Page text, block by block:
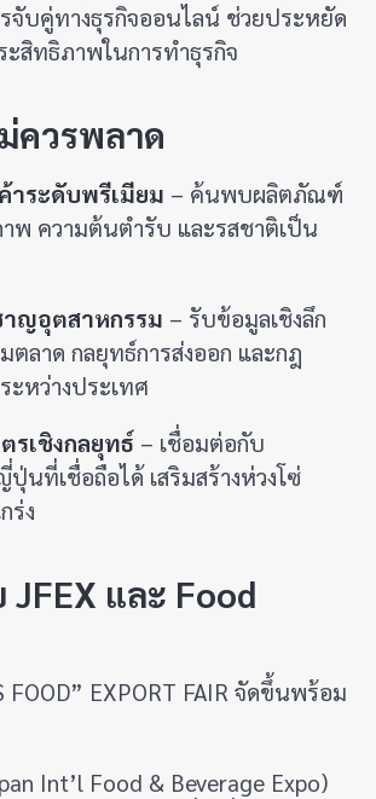
จับคู่ทางธุรกิจออนไลน์ ช่วยประหยัด
ะสิทธิภาพในการทำธุรกิจ
ควรพลาด
าระดับพรีเมียม – ค้นพบผลิตภัณฑ์
พ ความต้นตำรับ และรสชาติเป็น
ญอุตสาหกรรม – รับข้อมูลเชิงลึก
ตลาด กลยุทธ์การส่งออก และกฎ
ะหว่างประเทศ
รเชิงกลยุทธ์ – เชื่อมต่อกับ
นที่เชื่อถือได้ เสริมสร้างห่วงโซ่
ร่ง
และ Food
FOOD” EXPORT FAIR จัดขึ้นพร้อม
Int’l Food & Beverage Expo)